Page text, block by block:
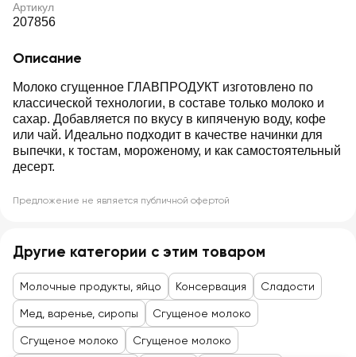
Артикул
207856
Описание
Молоко сгущенное ГЛАВПРОДУКТ изготовлено по
классической технологии, в составе только молоко и
сахар. Добавляется по вкусу в кипяченую воду, кофе
или чай. Идеально подходит в качестве начинки для
выпечки, к тостам, мороженому, и как самостоятельный
десерт.
Предложение не является публичной офертой
Другие категории с этим товаром
Молочные продукты, яйцо Консервация Сладости
Мед, варенье, сиропы Сгущеное молоко
Сгущеное молоко Сгущеное молоко